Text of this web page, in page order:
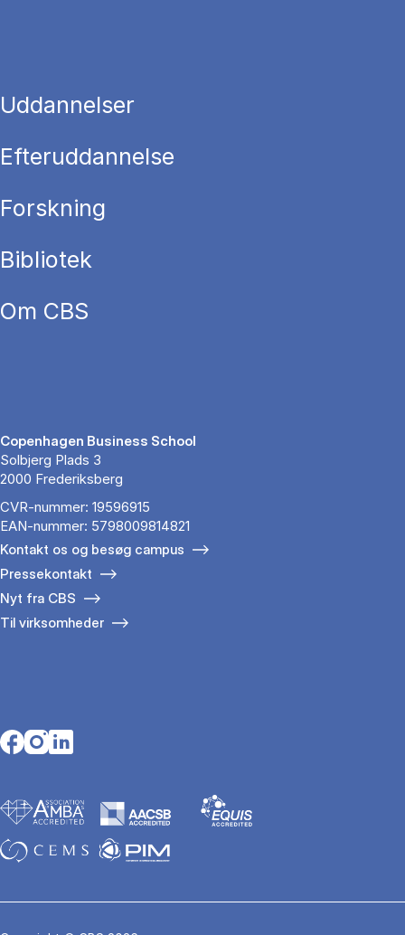
Uddannelser
Efteruddannelse
Forskning
Bibliotek
Om CBS
Copenhagen Business School
Solbjerg Plads 3
2000 Frederiksberg
CVR-nummer: 19596915
EAN-nummer: 5798009814821
Kontakt os og besøg campus
Pressekontakt
Nyt fra CBS
Til virksomheder
Opens in a new tab
Opens in a new tab
Opens in a new tab